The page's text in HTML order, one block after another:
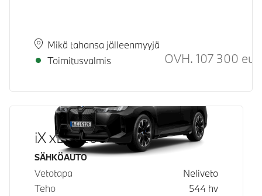
Paikkakunta
Mikä tahansa jälleenmyyjä
Toimitusaika
Toimitusvalmis
OVH. 107 300 eur
iX xDrive60
Käyttövoima
SÄHKÖAUTO
Vetotapa
Neliveto
Teho
544 hv